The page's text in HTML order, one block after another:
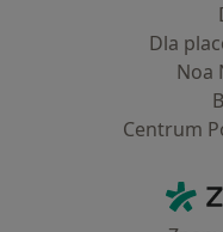
Dla
Noa
Centrum